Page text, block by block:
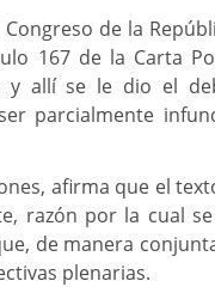
de la
167 de la Carta
y allí se le dio el
parcialmente
afirma que el
razón por la cual
de manera
plenarias.